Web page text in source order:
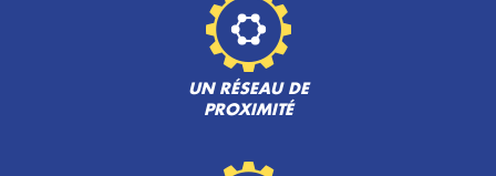
UN RÉSEAU DE
PROXIMITÉ